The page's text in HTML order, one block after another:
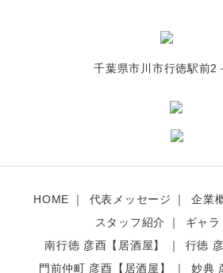
千葉県市川市行徳駅前2
HOME 代表メッセージ 企業
スタッフ紹介
ギャラ
南行徳 彦酉【居酒屋】
行徳
門前仲町 彦酉【居酒屋】
妙典